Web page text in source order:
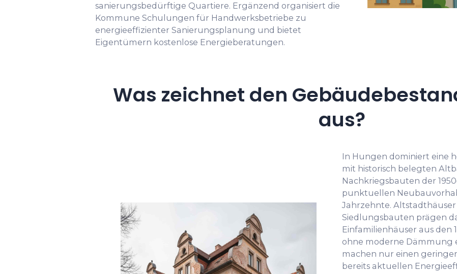
sanierungsbedürftige Quartiere. Ergänzend organisiert die
Kommune Schulungen für Handwerksbetriebe zu
energieeffizienter Sanierungsplanung und bietet
Eigentümern kostenlose Energieberatungen.
Was zeichnet den
aus?
In Hungen dominiert eine
mit historisch belegten
Nachkriegsbauten der
punktuellen
Jahrzehnte.
Siedlungsbauten prägen
Einfamilienhäuser aus den
ohne moderne
machen nur einen
bereits aktuellen